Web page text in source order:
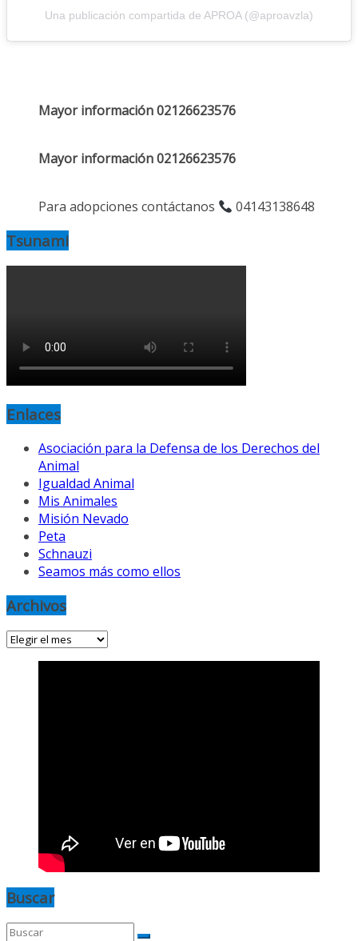
Una publicación compartida de APROA (@aproavzla)
Mayor información 02126623576
Mayor información 02126623576
Para adopciones contáctanos 04143138648
Tsunami
Enlaces
Asociación para la Defensa de los Derechos del
Animal
Igualdad Animal
Mis Animales
Misión Nevado
Peta
Schnauzi
Seamos más como ellos
Archivos
Archivos
Buscar